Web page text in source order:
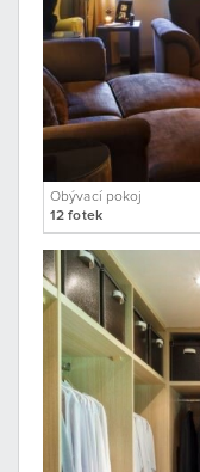
Obývací pokoj
12 fotek